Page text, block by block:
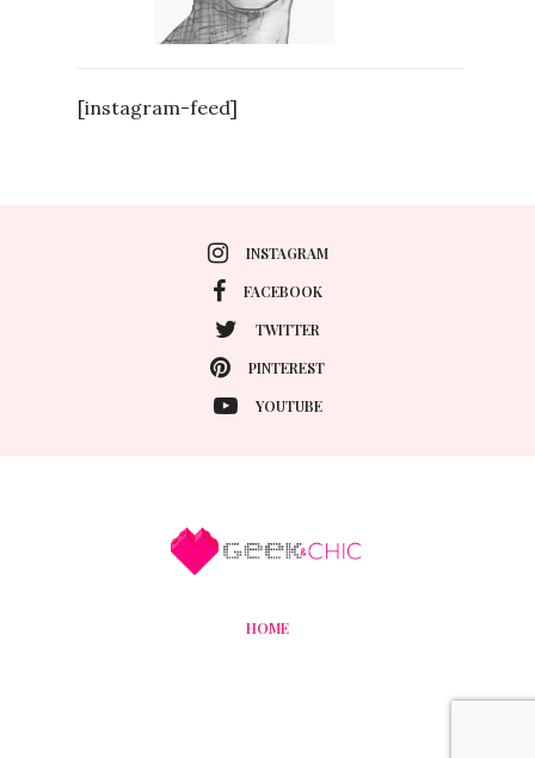
[instagram-feed]
INSTAGRAM
FACEBOOK
TWITTER
PINTEREST
YOUTUBE
HOME